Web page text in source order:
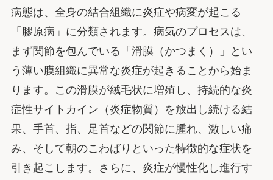
病態は、全身の結合組織に炎症や病変が起こる
「膠原病」に分類されます。病気のプロセスは、
まず関節を包んでいる「滑膜（かつまく）」とい
う薄い膜組織に異常な炎症が起きることから始ま
ります。この滑膜が絨毛状に増殖し、持続的な炎
症性サイトカイン（炎症物質）を放出し続ける結
果、手首、指、足首などの関節に腫れ、激しい痛
み、そして朝のこわばりといった特徴的な症状を
引き起こします。さらに、炎症が慢性化し進行す